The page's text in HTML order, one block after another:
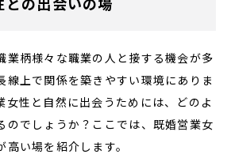
業柄様々な職業の人と接する機会が多
線上で関係を築きやすい環境にありま
女性と自然に出会うためには、どのよ
のでしょうか？ここでは、既婚営業女
い場を紹介します。